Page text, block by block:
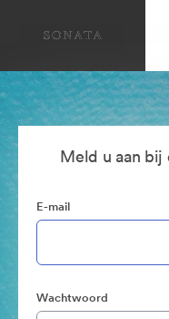
Meld u aan
E-mail
Wachtwoord